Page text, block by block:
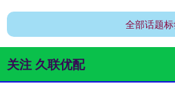
全部话题
关注 久联优配